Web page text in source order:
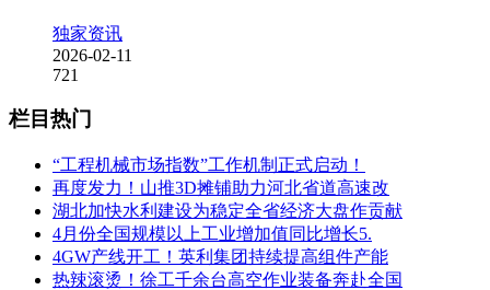
独家资讯
2026-02-11
721
栏目热门
“工程机械市场指数”工作机制正式启动！
再度发力！山推3D摊铺助力河北省道高速改
湖北加快水利建设为稳定全省经济大盘作贡献
4月份全国规模以上工业增加值同比增长5.
4GW产线开工！英利集团持续提高组件产能
热辣滚烫！徐工千余台高空作业装备奔赴全国